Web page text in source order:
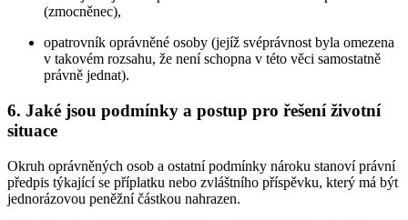
(zmocněnec),
opatrovník oprávněné osoby (jejíž svéprávnost byla omezena
v takovém rozsahu, že není schopna v této věci samostatně
právně jednat).
6. Jaké jsou podmínky a postup pro řešení životní
situace
Okruh oprávněných osob a ostatní podmínky nároku stanoví právní
předpis týkající se příplatku nebo zvláštního příspěvku, který má být
jednorázovou peněžní částkou nahrazen.